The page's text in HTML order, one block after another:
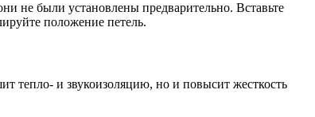
не были установлены предварительно. Вставьте
положение петель.
тепло- и звукоизоляцию, но и повысит жесткость